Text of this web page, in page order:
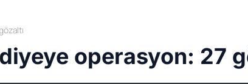
operasyon: 27